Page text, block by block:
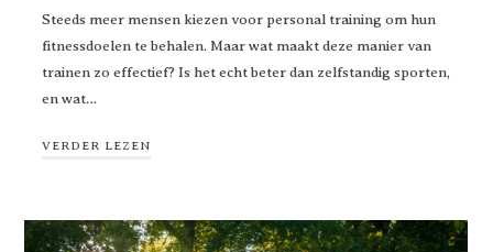
Steeds meer mensen kiezen voor personal training om hun
fitnessdoelen te behalen. Maar wat maakt deze manier van
trainen zo effectief? Is het echt beter dan zelfstandig sporten,
en wat…
VERDER LEZEN